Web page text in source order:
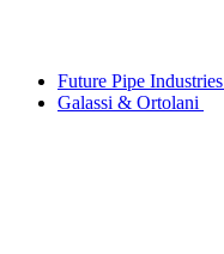
Future Pipe Industries
Galassi & Ortolani